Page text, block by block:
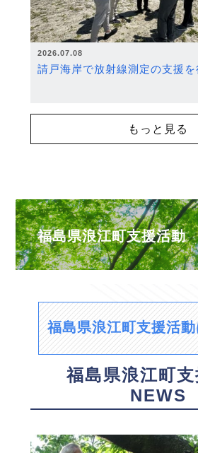
2026.07.08
請戸海岸で放射線測定の支援を
もっと見る
福島県浪江町支援活動
福島県浪江町支援活
福島県浪江町
NEWS